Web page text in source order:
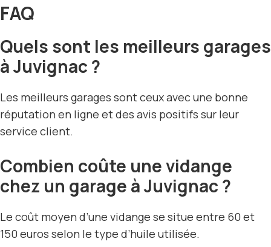
FAQ
Quels sont les meilleurs garages
à Juvignac ?
Les meilleurs garages sont ceux avec une bonne
réputation en ligne et des avis positifs sur leur
service client.
Combien coûte une vidange
chez un garage à Juvignac ?
Le coût moyen d’une vidange se situe entre 60 et
150 euros selon le type d’huile utilisée.